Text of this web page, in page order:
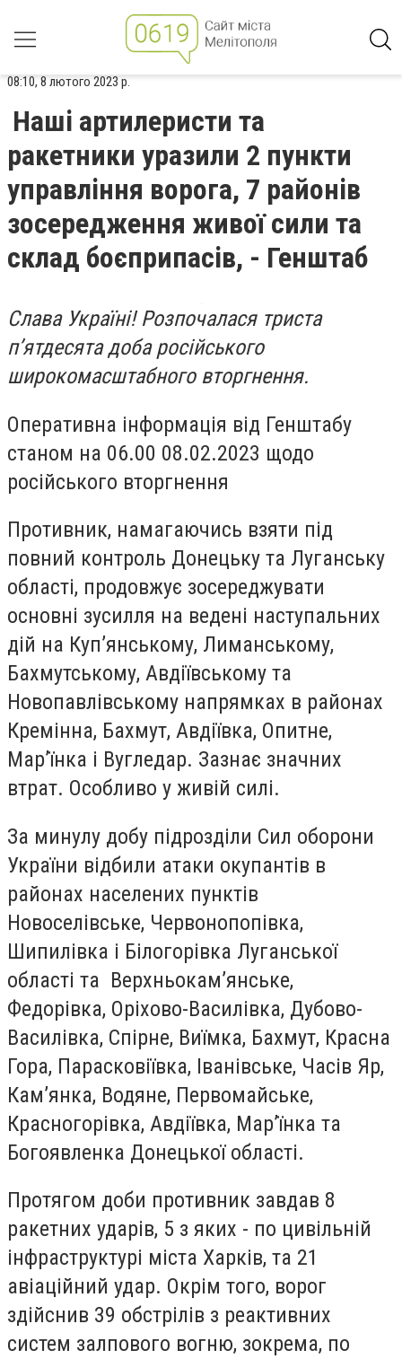
08:10, 8 лютого 2023 р.
Наші артилеристи та
ракетники уразили 2 пункти
управління ворога, 7 районів
зосередження живої сили та
склад боєприпасів, - Генштаб
Слава Україні! Розпочалася триста
п’ятдесята доба російського
широкомасштабного вторгнення.
Оперативна інформація від Генштабу
станом на 06.00 08.02.2023 щодо
російського вторгнення
Противник, намагаючись взяти під
повний контроль Донецьку та Луганську
області, продовжує зосереджувати
основні зусилля на ведені наступальних
дій на Куп’янському, Лиманському,
Бахмутському, Авдіївському та
Новопавлівському напрямках в районах
Кремінна, Бахмут, Авдіївка, Опитне,
Мар’їнка і Вугледар. Зазнає значних
втрат. Особливо у живій силі.
За минулу добу підрозділи Сил оборони
України відбили атаки окупантів в
районах населених пунктів
Новоселівське, Червонопопівка,
Шипилівка і Білогорівка Луганської
області та Верхньокам’янське,
Федорівка, Оріхово-Василівка, Дубово-
Василівка, Спірне, Виїмка, Бахмут, Красна
Гора, Парасковіївка, Іванівське, Часів Яр,
Кам’янка, Водяне, Первомайське,
Красногорівка, Авдіївка, Мар’їнка та
Богоявленка Донецької області.
Протягом доби противник завдав 8
ракетних ударів, 5 з яких - по цивільній
інфраструктурі міста Харків, та 21
авіаційний удар. Окрім того, ворог
здійснив 39 обстрілів з реактивних
систем залпового вогню, зокрема, по